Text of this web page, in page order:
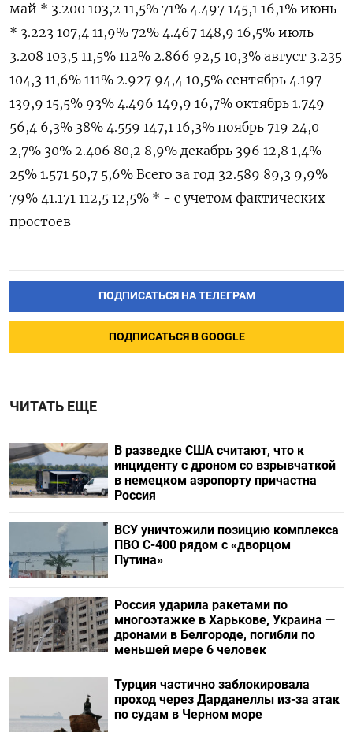
май * 3.200 103,2 11,5% 71% 4.497 145,1 16,1% июнь
* 3.223 107,4 11,9% 72% 4.467 148,9 16,5% июль
3.208 103,5 11,5% 112% 2.866 92,5 10,3% август 3.235
104,3 11,6% 111% 2.927 94,4 10,5% сентябрь 4.197
139,9 15,5% 93% 4.496 149,9 16,7% октябрь 1.749
56,4 6,3% 38% 4.559 147,1 16,3% ноябрь 719 24,0
2,7% 30% 2.406 80,2 8,9% декабрь 396 12,8 1,4%
25% 1.571 50,7 5,6% Всего за год 32.589 89,3 9,9%
79% 41.171 112,5 12,5% * - с учетом фактических
простоев
ПОДПИСАТЬСЯ НА ТЕЛЕГРАМ
ПОДПИСАТЬСЯ В GOOGLE
ЧИТАТЬ ЕЩЕ
В разведке США считают, что к
инциденту с дроном со взрывчаткой
в немецком аэропорту причастна
Россия
ВСУ уничтожили позицию комплекса
ПВО С-400 рядом с «дворцом
Путина»
Россия ударила ракетами по
многоэтажке в Харькове, Украина —
дронами в Белгороде, погибли по
меньшей мере 6 человек
Турция частично заблокировала
проход через Дарданеллы из-за атак
по судам в Черном море